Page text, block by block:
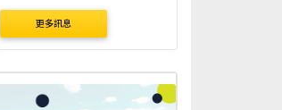
更多訊息